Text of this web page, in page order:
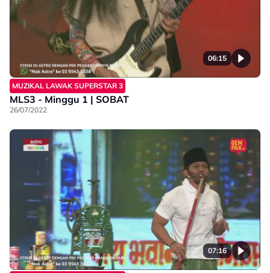
06:15
MUZIKAL LAWAK SUPERSTAR 3
MLS3 - Minggu 1 | SOBAT
26/07/2022
07:16